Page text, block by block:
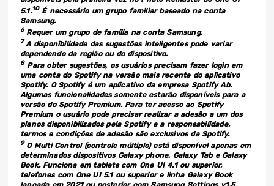
5.1.10É necessário um grupo familiar baseado na conta
Samsung.
6Requer um grupo de família na conta Samsung.
7A disponibilidade das sugestões inteligentes pode variar
dependendo da região ou do dispositivo.
8Para obter sugestões, os usuários precisam fazer login em
uma conta do Spotify na versão mais recente do aplicativo
Spotify. O Spotify é um aplicativo da empresa Spotify Ab.
Algumas funcionalidades somente estarão disponíveis para a
versão do Spotify Premium. Para ter acesso ao Spotify
Premium o usuário pode precisar realizar a adesão a um dos
planos disponibilizados pela Spotify e a responsabilidade,
termos e condições de adesão são exclusivos da Spotify.
9O Multi Control (controle múltiplo) está disponível apenas em
determinados dispositivos Galaxy phone, Galaxy Tab e Galaxy
Book. Funciona em tablets com One UI 4.1 ou superior,
telefones com One UI 5.1 ou superior e linha Galaxy Book